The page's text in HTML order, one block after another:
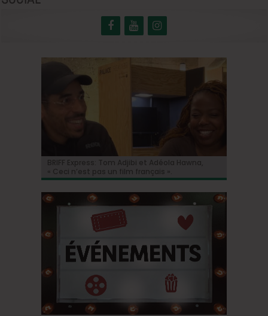
BRIFF Express: Tom Adjibi et Adéola Hawna,
« Ceci n’est pas un film français ».
Johnny Depp en Ebenezer Scrooge: le grand
retour de l’acteur dans une relecture sombre
du classique de Dickens !
BRIFF 2026: la Compétition belge!
« Coyote vs. Acme », le film maudit de
Hollywood a enfin une date de sortie !
Capsule #147: « Notre Salut » d’Emmanuel
Marre